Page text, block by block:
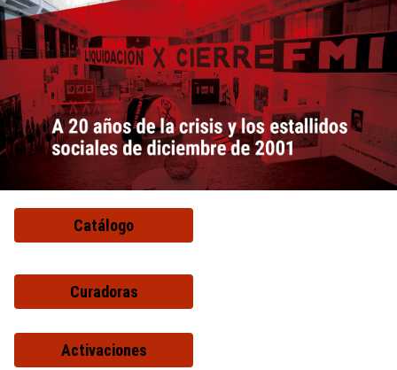
Catálogo
Curadoras
Activaciones